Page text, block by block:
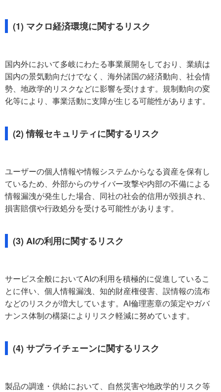
(1) マクロ経済環境に関するリスク
国内外において多岐にわたる事業展開をしており、業績は
国内の景気動向だけでなく、海外諸国の経済動向、社会情
勢、地政学的リスクなどに影響を受けます。規制動向の変
化等により、事業活動に支障が生じる可能性があります。
(2) 情報セキュリティに関するリスク
ユーザーの個人情報や情報システムからなる資産を保有し
ているため、外部からのサイバー攻撃や内部の不備による
情報漏洩が発生した場合、同社の社会的信用が毀損され、
損害賠償や行政処分を受ける可能性があります。
(3) AIの利用に関するリスク
サービス全般においてAIの利用を積極的に促進しているこ
とに伴い、個人情報漏洩、知的財産権侵害、誤情報の流布
などのリスクが増大しています。AI倫理憲章の策定やガバ
ナンス体制の構築によりリスク軽減に努めています。
(4) サプライチェーンに関するリスク
製品の調達・供給において、自然災害や地政学的リスク等